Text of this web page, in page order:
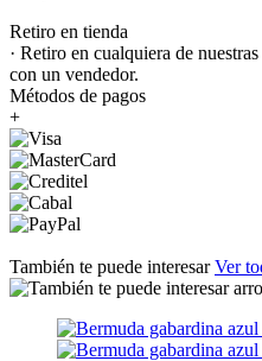
Retiro en tienda
· Retiro en cualquiera de
con un vendedor.
Métodos de pagos
+
También te puede interesarVer